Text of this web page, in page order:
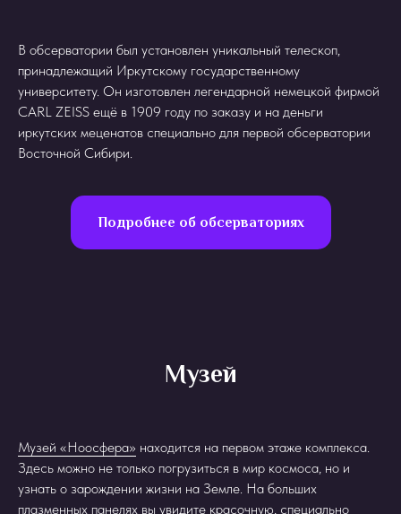
В обсерватории был установлен уникальный телескоп,
принадлежащий Иркутскому государственному
университету. Он изготовлен легендарной немецкой фирмой
CARL ZEISS ещё в 1909 году по заказу и на деньги
иркутских меценатов специально для первой обсерватории
Восточной Сибири.
Подробнее об обсерваториях
Музей
Музей «Ноосфера» находится на первом этаже комплекса.
Здесь можно не только погрузиться в мир космоса, но и
узнать о зарождении жизни на Земле. На больших
плазменных панелях вы увидите красочную, специально